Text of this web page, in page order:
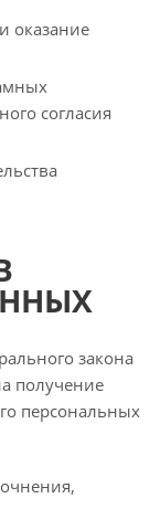
оказание
согласия
закона
получение
персональных